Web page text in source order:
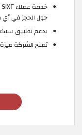
حول الحجز في
يدعم تطبيق
تمنح الشركة